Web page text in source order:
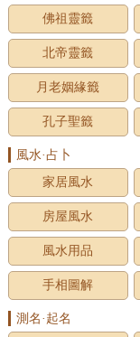
佛祖靈籤
北帝靈籤
月老姻緣籤
孔子聖籤
風水·占卜
家居風水
房屋風水
風水用品
手相圖解
測名·起名